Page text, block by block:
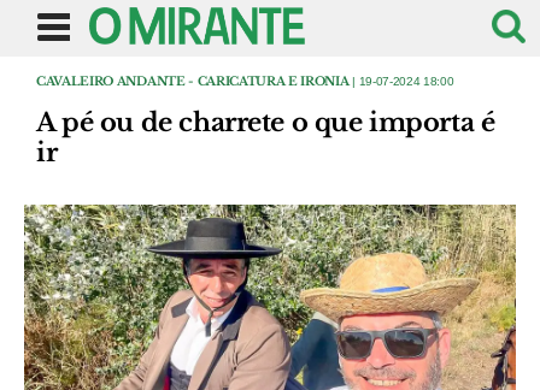
CAVALEIRO ANDANTE - CARICATURA E IRONIA | 19-07-2024 18:00
A pé ou de charrete o que importa é
ir